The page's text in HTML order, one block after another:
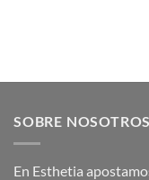
SOBRE NOSOTROS
En Esthetia